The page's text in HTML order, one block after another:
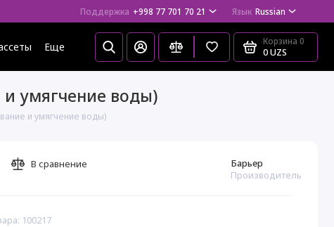
Поддержка +998 77 701 70 21 Язык Russian
Еще Корзина 0
0 UZS
и умягчение воды)
и умягчение воды)
100217
Барьер
Производитель
В сравнение